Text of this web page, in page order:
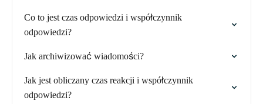
Co to jest czas odpowiedzi i współczynnik
odpowiedzi?
Jak archiwizować wiadomości?
Jak jest obliczany czas reakcji i współczynnik
odpowiedzi?